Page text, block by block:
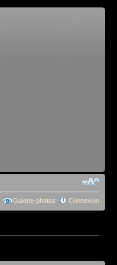
Galerie-photos Connexion